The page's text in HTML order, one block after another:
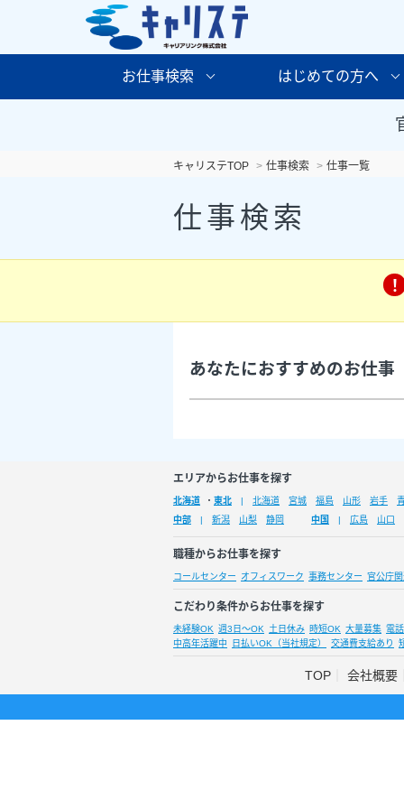
お仕事検索 はじめての方へ
キャリステTOP 仕事検索 仕事一覧
仕事検索
あなたにおすすめのお仕事
エリアからお仕事を探す
北海道 ・ 東北 北海道 宮城 福島 山形 岩手
中部
新潟 山梨 静岡 中国 広島 山口
職種からお仕事を探す
コールセンター オフィスワーク 事務センター 官公庁
こだわり条件からお仕事を探す
未経験OK 週3日～OK 土日休み 時短OK 大量募集 電
中高年活躍中
日払いOK（当社規定） 交通費支給あり
TOP 会社概要